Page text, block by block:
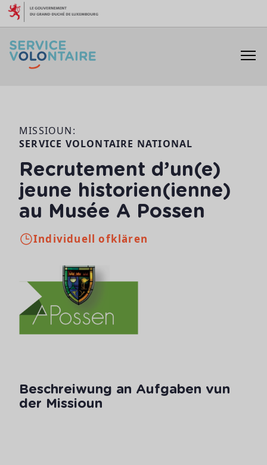
Skip to content
MISSIOUN:
SERVICE VOLONTAIRE NATIONAL
Recrutement d’un(e)
jeune historien(ienne)
au Musée A Possen
Individuell ofklären
Beschreiwung an Aufgaben vun
der Missioun